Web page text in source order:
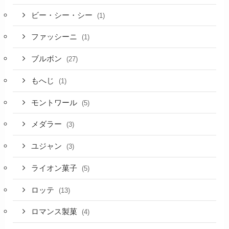
ビー・シー・シー (1)
ファッシーニ (1)
ブルボン (27)
もへじ (1)
モントワール (5)
メダラー (3)
ユジャン (3)
ライオン菓子 (5)
ロッテ (13)
ロマンス製菓 (4)